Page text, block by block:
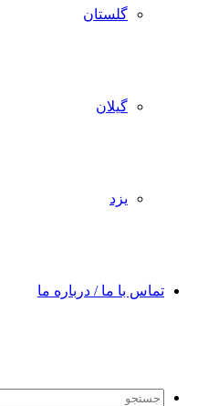
گلستان
گیلان
یزد
تماس با ما / درباره ما